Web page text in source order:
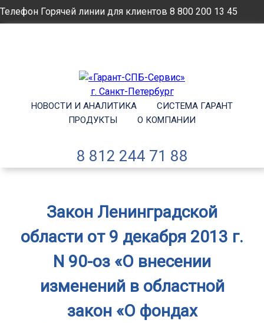
Телефон Горячей линии для клиентов 8 800 200 13 45
НОВОСТИ И АНАЛИТИКА
СИСТЕМА ГАРАНТ
ПРОДУКТЫ
О КОМПАНИИ
8 812 244 71 88
Закон Ленинградской
области от 9 декабря 2013 г.
N 90-оз «О внесении
изменений в областной
закон «О фондах